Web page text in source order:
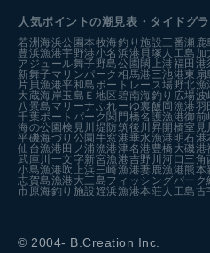
人気ポイントの潮見表・タイドグ
若洲海浜公園本牧海釣り施設三番瀬 鹿
豊浜漁港宇野港小名浜港 貝塚人工島 加
アジュール舞子野島公園 閖上港福田港
新舞子マリンパーク 相馬港 三池港東扇
片貝漁港平和島ボートレース場野北漁
大蔵海岸玉島Ｅ地区 碧南海釣り広場波
八景島マリーナふれーゆ裏飯岡漁港羽
千葉ポートパーク 関門橋名護漁港御前
海の公園検見川堤防筑後川昇開橋室見
平磯海づり公園 牛窓港垂水漁港 明石港
仙台漁港 田ノ浦漁港津名港 豊橋 大磯港
武庫川一文字新宮漁港吉野川河口 三角
小島漁港吹上浜三崎漁港妻鹿漁港熊本
志賀島漁港 大三島フィッシングパーク
市原海釣り施設姪浜漁港本荘人工島古
© 2004- B.Creation Inc.